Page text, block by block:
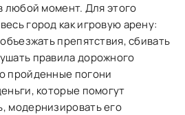
любой момент. Для этого
город как игровую арену:
препятствия, сбивать
правила дорожного
пройденные погони
которые помогут
модернизировать его